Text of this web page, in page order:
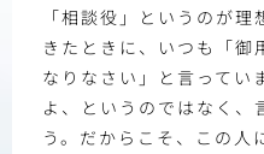
「相談役」というのが
きたときに、いつも「御
なりなさい」と言ってい
よ、というのではなく、
う。だからこそ、この人